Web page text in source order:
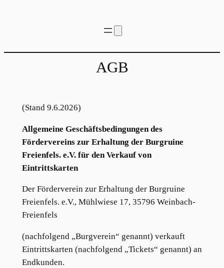
AGB
(Stand 9.6.2026)
Allgemeine Geschäftsbedingungen des
Fördervereins zur Erhaltung der Burgruine
Freienfels. e.V. für den Verkauf von
Eintrittskarten
Der Förderverein zur Erhaltung der Burgruine
Freienfels. e.V., Mühlwiese 17, 35796 Weinbach-
Freienfels
(nachfolgend „Burgverein“ genannt) verkauft
Eintrittskarten (nachfolgend „Tickets“ genannt) an
Endkunden.